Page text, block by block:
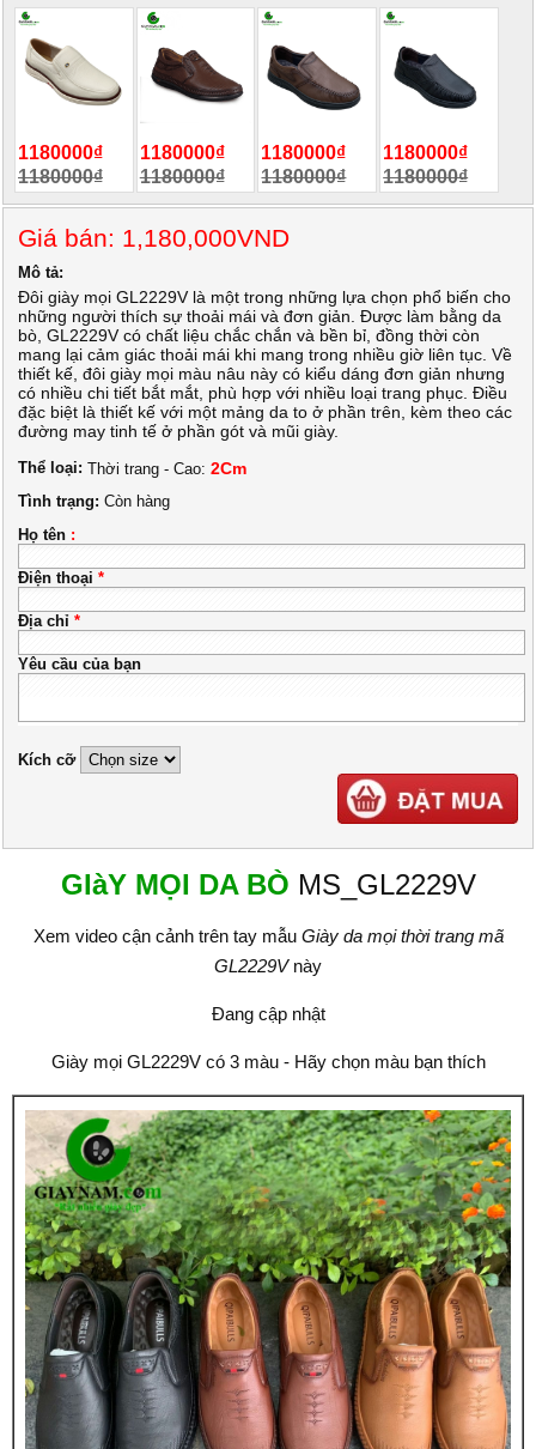
1180000₫
1180000₫
1180000₫
1180000₫
1180000₫
1180000₫
1180000₫
1180000₫
Giá bán: 1,180,000VND
Mô tả:
Đôi giày mọi GL2229V là một trong những lựa chọn phổ biến cho
những người thích sự thoải mái và đơn giản. Được làm bằng da
bò, GL2229V có chất liệu chắc chắn và bền bỉ, đồng thời còn
mang lại cảm giác thoải mái khi mang trong nhiều giờ liên tục. Về
thiết kế, đôi giày mọi màu nâu này có kiểu dáng đơn giản nhưng
có nhiều chi tiết bắt mắt, phù hợp với nhiều loại trang phục. Điều
đặc biệt là thiết kế với một mảng da to ở phần trên, kèm theo các
đường may tinh tế ở phần gót và mũi giày.
Thể loại: Thời trang - Cao: 2Cm
Tình trạng: Còn hàng
Họ tên :
Điện thoại *
Địa chỉ *
Yêu cầu của bạn
Kích cỡ
GIàY MỌI DA BÒ MS_GL2229V
Xem video cận cảnh trên tay mẫu Giày da mọi thời trang mã
GL2229V này
Đang cập nhật
Giày mọi GL2229V có 3 màu - Hãy chọn màu bạn thích